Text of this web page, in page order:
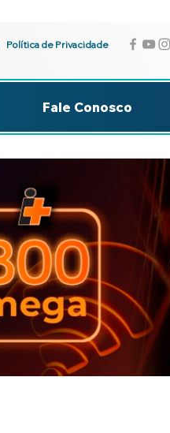
Política de Privacidade
Fale Conosco